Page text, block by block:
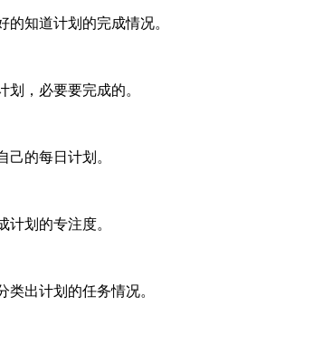
知道计划的完成情况。
，必要要完成的。
的每日计划。
划的专注度。
出计划的任务情况。